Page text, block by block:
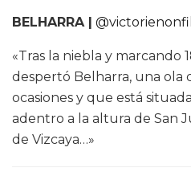
BELHARRA |
«Tras la niebla y marcando
despertó Belharra, una ola
ocasiones y que está
adentro a la altura de San
de Vizcaya…»